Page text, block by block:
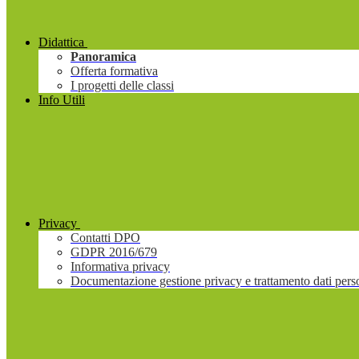
Didattica
Panoramica
Offerta formativa
I progetti delle classi
Info Utili
Privacy
Contatti DPO
GDPR 2016/679
Informativa privacy
Documentazione gestione privacy e trattamento dati